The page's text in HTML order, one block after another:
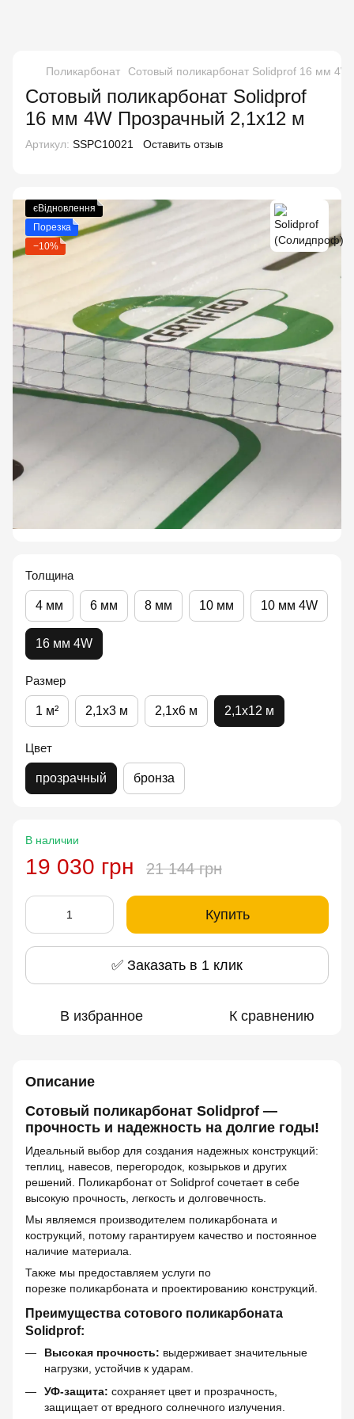
Поликарбонат Сотовый поликарбонат Solidprof 16 мм
Сотовый поликарбонат Solidprof
16 мм 4W Прозрачный 2,1x12 м
Артикул: SSPC10021 Оставить отзыв
єВідновлення
Порезка
−10%
Толщина
4 мм 6 мм 8 мм 10 мм 10 мм 4W
16 мм 4W
Размер
1 м² 2,1x3 м 2,1x6 м 2,1x12 м
Цвет
прозрачный бронза
В наличии
19 030 грн 21 144 грн
Купить
✅ Заказать в 1 клик
В избранное К сравнению
Описание
Сотовый поликарбонат Solidprof —
прочность и надежность на долгие годы!
Идеальный выбор для создания надежных конструкций:
теплиц, навесов, перегородок, козырьков и других
решений. Поликарбонат от Solidprof сочетает в себе
высокую прочность, легкость и долговечность.
Мы являемся производителем поликарбоната и
кострукций, потому гарантируем качество и постоянное
наличие материала.
Также мы предоставляем услуги по
порезке поликарбоната и проектированию конструкций.
Преимущества сотового поликарбоната
Solidprof:
Высокая прочность: выдерживает значительные
нагрузки, устойчив к ударам.
УФ-защита: сохраняет цвет и прозрачность,
защищает от вредного солнечного излучения.